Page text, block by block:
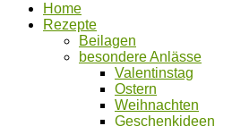
Home
Rezepte
Beilagen
besondere Anlässe
Valentinstag
Ostern
Weihnachten
Geschenkideen